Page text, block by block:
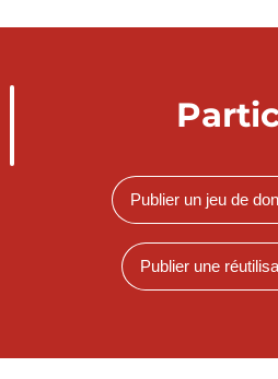
Publier un jeu de
Publier une